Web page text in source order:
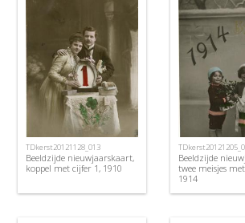
TDkerst20121128_013
Beeldzijde nieuwjaarskaart,
koppel met cijfer 1, 1910
Beeldzijde
twee meisjes
1914